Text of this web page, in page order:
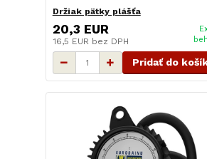
Držiak pätky plášťa
20,3 EUR
16,5 EUR bez DPH
Pridať do